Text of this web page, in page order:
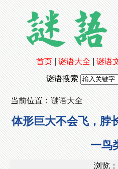
首页 谜语大全 谜语
谜语搜索
当前位置： 谜语大全
体形巨大不会飞，脖
一鸟
浏览：